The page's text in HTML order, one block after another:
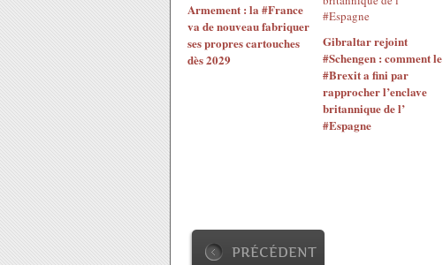
Armement : la #France
va de nouveau fabriquer
ses propres cartouches
dès 2029
Gibraltar rejoint
#Schengen : comment le
#Brexit a fini par
rapprocher l’enclave
britannique de l’
#Espagne
PRÉCÉDENT